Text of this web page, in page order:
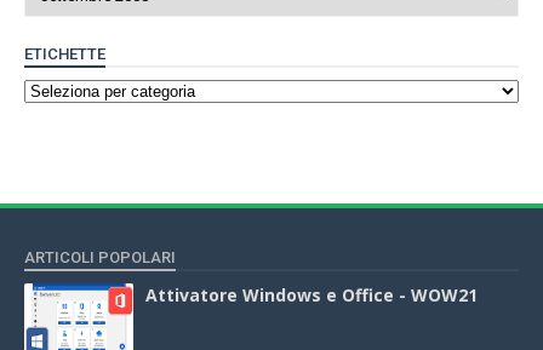
ETICHETTE
ARTICOLI POPOLARI
Attivatore Windows e Office - WOW21